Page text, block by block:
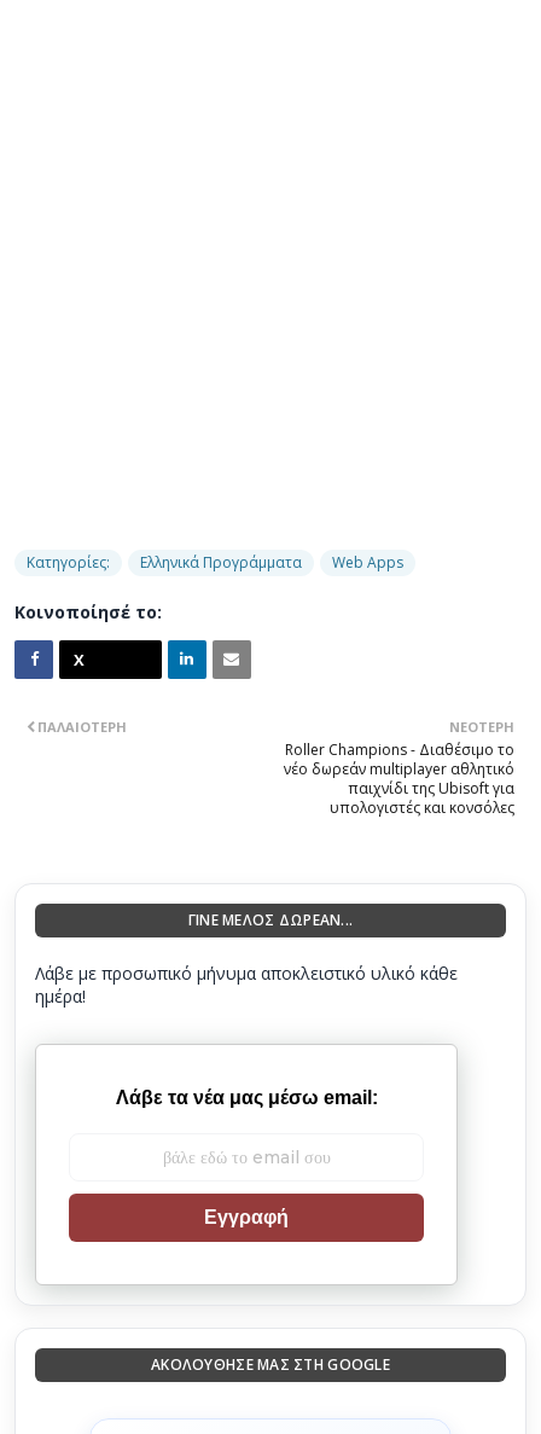
Κατηγορίες: Ελληνικά Προγράμματα Web Apps
Κοινοποίησέ το:
ΝΕΌΤΕΡΗ
Roller Champions - Διαθέσιμο το
νέο δωρεάν multiplayer αθλητικό
παιχνίδι της Ubisoft για
υπολογιστές και κονσόλες
ΠΑΛΑΙΌΤΕΡΗ
ΓΙΝΕ ΜΕΛΟΣ ΔΩΡΕΑΝ...
Λάβε με προσωπικό μήνυμα αποκλειστικό υλικό κάθε
ημέρα!
Λάβε τα νέα μας μέσω email:
Εγγραφή
ΑΚΟΛΟΎΘΗΣΈ ΜΑΣ ΣΤΗ GOOGLE